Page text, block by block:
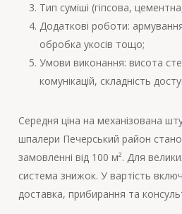
Тип суміші (гіпсова,
Додаткові роботи:
обробка укосів тощо;
Умови виконання: висота
комунікацій, складність
Середня ціна на механізована
шпалери Печерський район
замовленні від 100 м². Для
система знижок. У вартість
доставка, прибирання та